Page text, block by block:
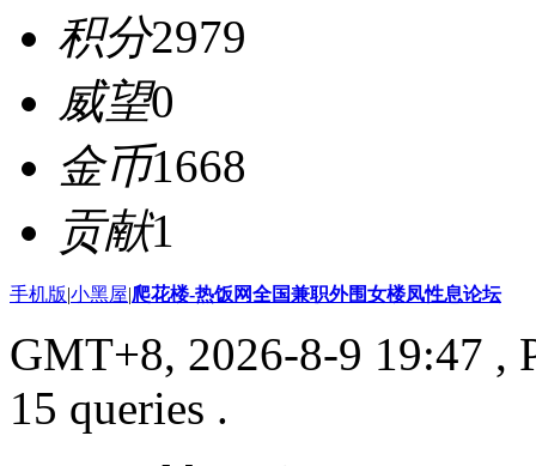
积分2979
威望0
金币1668
贡献1
手机版|小黑屋|爬花楼-热饭网全国兼职外围女楼凤性息论坛
GMT+8, 2026-8-9 19:47 ,
15 queries .